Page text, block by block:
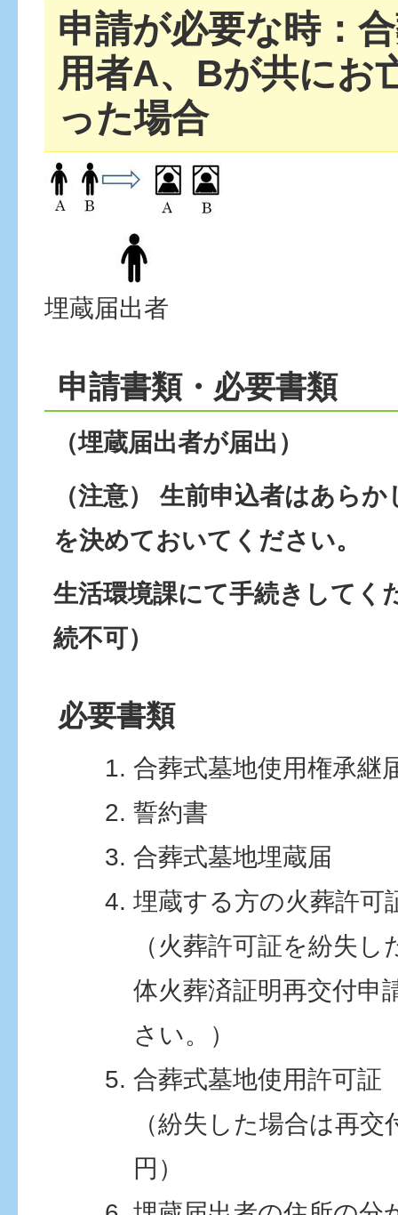
申請が必要な時：
用者A、Bが共にお
った場合
埋蔵届出者
申請書類・必要書類
（埋蔵届出者が届出）
（注意） 生前申込者はあら
を決めておいてください。
生活環境課にて手続きしてく
続不可）
必要書類
合葬式墓地使用権承継
誓約書
合葬式墓地埋蔵届
埋蔵する方の火葬許可
（火葬許可証を紛失
体火葬済証明再交付申
さい。）
合葬式墓地使用許可証
（紛失した場合は再
円）